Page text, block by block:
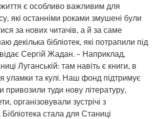
є особливо важливим для
які останніми роками змушені були
за нових читачів, а й за саме
декілька бібліотек, які потрапили під
Сергій Жадан. – Наприклад,
Луганській: там навіть є книги, в
уламки та кулі. Наш фонд підтримує
привозили туди нову літературу,
організовували зустрічі з
стала для Станиці